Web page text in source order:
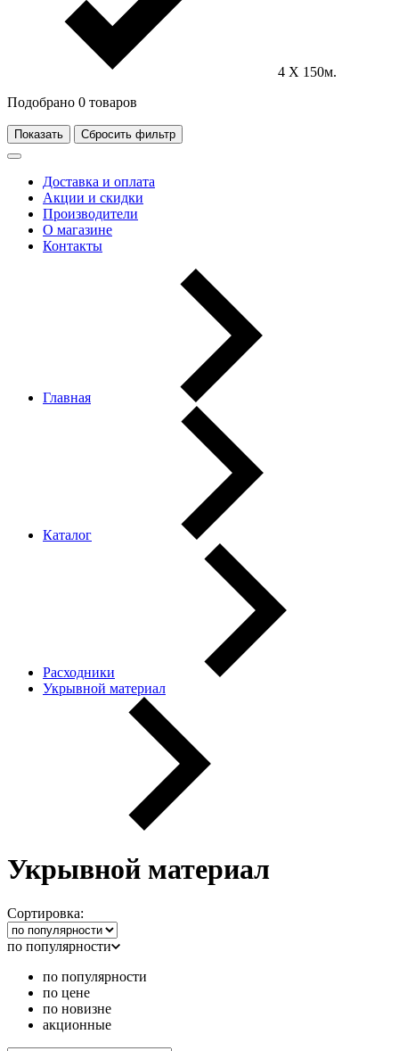
4 Х 150м.
Подобрано 0 товаров
Показать Сбросить фильтр
Доставка и оплата
Акции и скидки
Производители
О магазине
Контакты
Главная
Каталог
Расходники
Укрывной материал
Укрывной материал
Сортировка:
по популярности
по популярности
по цене
по новизне
акционные